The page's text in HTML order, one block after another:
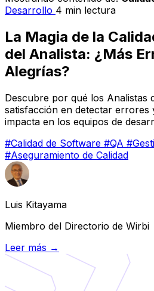
Desarrollo 4 min lectura
La Magia de la
del Analista: ¿Más
Alegrías?
Descubre por qué los Analistas
satisfacción en detectar errores
impacta en los equipos de
#Calidad de Software #QA
#Aseguramiento de Calidad
Luis Kitayama
Miembro del Directorio de Wirbi
Leer más →